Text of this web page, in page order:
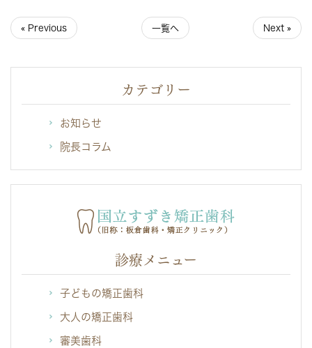
« Previous 一覧へ Next »
カテゴリー
お知らせ
院長コラム
診療メニュー
子どもの矯正歯科
大人の矯正歯科
審美歯科